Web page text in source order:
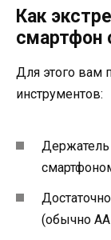
Как
смартфон
Для этого вам
инструментов:
(обычно